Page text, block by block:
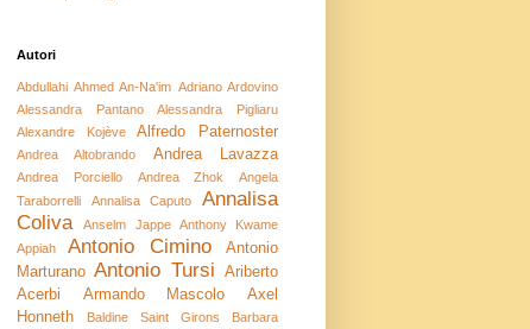
Autori
Abdullahi Ahmed An-Na'im Adriano Ardovino
Alessandra Pantano
Alessandra Pigliaru
Alexandre Kojève
Alfredo Paternoster
Andrea Altobrando Andrea Lavazza
Andrea Porciello Andrea Zhok
Angela
Taraborrelli
Annalisa Caputo
Annalisa
Coliva
Anselm Jappe
Anthony Kwame
Appiah
Antonio Cimino
Antonio
Marturano Antonio Tursi
Ariberto
Acerbi
Armando Mascolo
Axel
Honneth
Baldine Saint Girons
Barbara